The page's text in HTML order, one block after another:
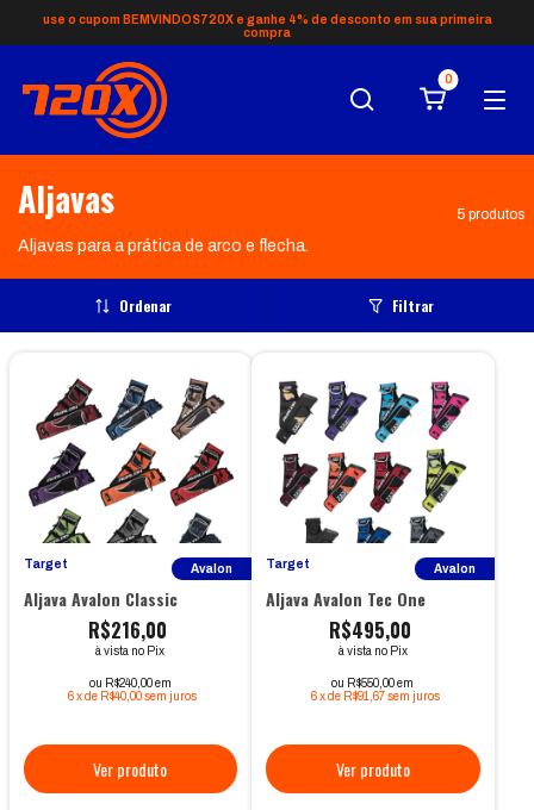
use o cupom BEMVINDOS720X e ganhe 4% de desconto em sua primeira
compra
0
Aljavas
Aljavas para a prática de arco e flecha.
5 produtos
Ordenar Filtrar
Target Avalon
Aljava Avalon Classic
R$216,00
à vista no Pix
ou R$240,00 em
6 xde R$40,00 sem juros
Target Avalon
Aljava Avalon Tec One
R$495,00
à vista no Pix
ou R$550,00 em
6 xde R$91,67 sem juros